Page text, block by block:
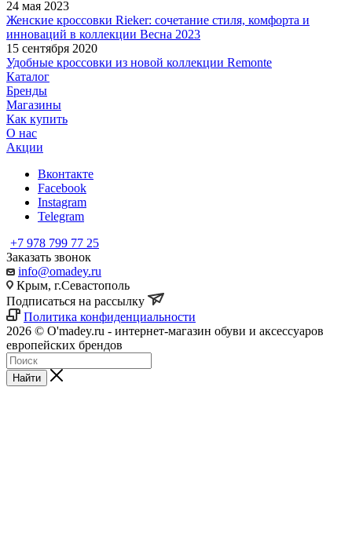
24 мая 2023
Женские кроссовки Rieker: сочетание стиля, комфорта и
инноваций в коллекции Весна 2023
15 сентября 2020
Удобные кроссовки из новой коллекции Remonte
Каталог
Бренды
Магазины
Как купить
О нас
Акции
Вконтакте
Facebook
Instagram
Telegram
+7 978 799 77 25
Заказать звонок
info@omadey.ru
Крым, г.Севастополь
Подписаться на рассылку
Политика конфиденциальности
2026 © O'madey.ru - интернет-магазин обуви и аксессуаров
европейских брендов
Найти